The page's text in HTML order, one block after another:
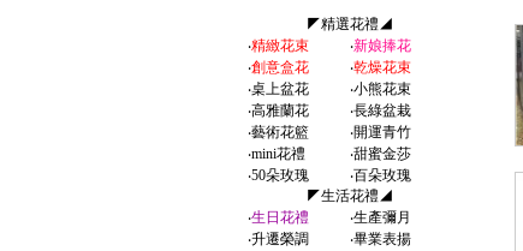
◤精選花禮◢
‧精緻花束 ‧新娘捧花
‧創意盒花 ‧乾燥花束
‧桌上盆花 ‧小熊花束
‧高雅蘭花 ‧長綠盆栽
‧藝術花籃 ‧開運青竹
‧mini花禮 ‧甜蜜金莎
‧50朵玫瑰 ‧百朵玫瑰
◤生活花禮◢
‧生日花禮 ‧生產彌月
‧升遷榮調 ‧畢業表揚